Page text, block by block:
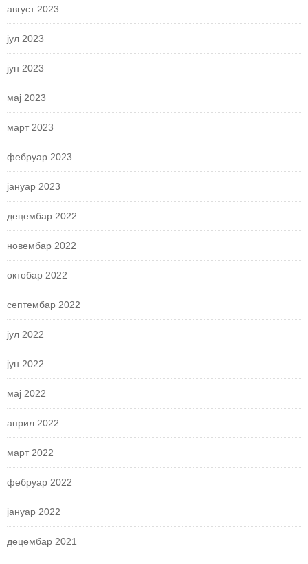
август 2023
јул 2023
јун 2023
мај 2023
март 2023
фебруар 2023
јануар 2023
децембар 2022
новембар 2022
октобар 2022
септембар 2022
јул 2022
јун 2022
мај 2022
април 2022
март 2022
фебруар 2022
јануар 2022
децембар 2021